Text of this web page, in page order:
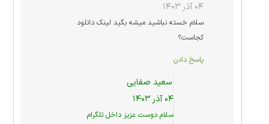
۰۴ آذر ۱۴۰۳
سلام خسته نباشید میشه بگید لینک دانلود
کجاست؟
پاسخ دادن
سعید صفایی
۰۴ آذر ۱۴۰۳
سلام دوست عزیز داخل تلگرام